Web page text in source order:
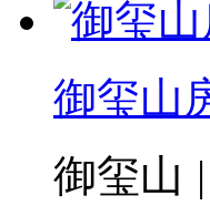
御玺山
御玺山 |